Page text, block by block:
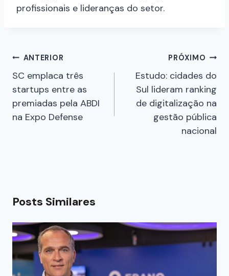
profissionais e lideranças do setor.
ANTERIOR
SC emplaca três
startups entre as
premiadas pela ABDI
na Expo Defense
PRÓXIMO
Estudo: cidades do
Sul lideram ranking
de digitalização na
gestão pública
nacional
Posts Similares